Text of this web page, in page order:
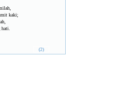
kaki;
(2)